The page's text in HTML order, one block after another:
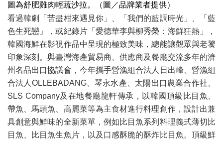
圖為舒肥雞肉輕蔬沙拉。（圖／品牌業者提供）
看過韓劇「苦盡柑來遇見你」、「我們的藍調時光」、「藍
色生死戀」，或紀錄片「愛德華李與柳秀榮：海鮮狂熱」，
韓國海鮮在影視作品中呈現的極致美味，總能讓觀眾與老饕
印象深刻。與臺灣海產貿易商、供應商及餐廳交流多年的濟
州名品出口協議會，今年攜手營漁組合法人日出峰、營漁組
合法人OLLEBADANG、琴永水產、太陽出口農業合作社、
SLS Company及在地餐廳龍軒傳承，以韓國頂級比目魚、
帶魚、馬頭魚、高麗菜等為主食材進行料理創作，設計出兼
具創意與鮮味的全新菜單，例如比目魚系列料理義式薄切比
目魚、比目魚生魚片，以及口感酥脆的酥炸比目魚。頂級鮮